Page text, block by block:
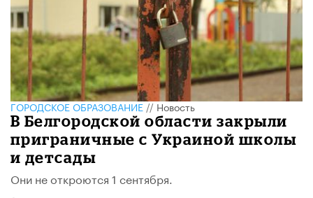
ГОРОДСКОЕ ОБРАЗОВАНИЕ//Новость
В Белгородской области закрыли
приграничные с Украиной школы
и детсады
Они не откроются 1 сентября.